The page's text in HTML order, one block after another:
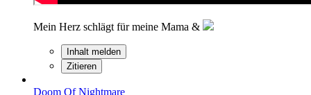
Mein Herz schlägt für meine Mama &
Inhalt melden
Zitieren
Doom Of Nightmare